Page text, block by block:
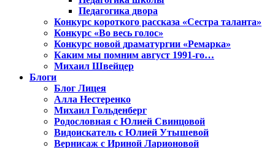
Педагогика двора
Конкурс короткого рассказа «Сестра таланта»
Конкурс «Во весь голос»
Конкурс новой драматургии «Ремарка»
Каким мы помним август 1991-го…
Михаил Швейцер
Блоги
Блог Лицея
Алла Нестеренко
Михаил Гольденберг
Родословная с Юлией Свинцовой
Видоискатель с Юлией Утышевой
Вернисаж с Ириной Ларионовой